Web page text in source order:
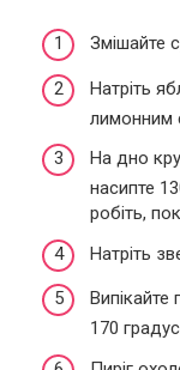
Змішайте
Натріть
лимонним
На дно
насипте
робіть,
Натріть
Випікайте
170